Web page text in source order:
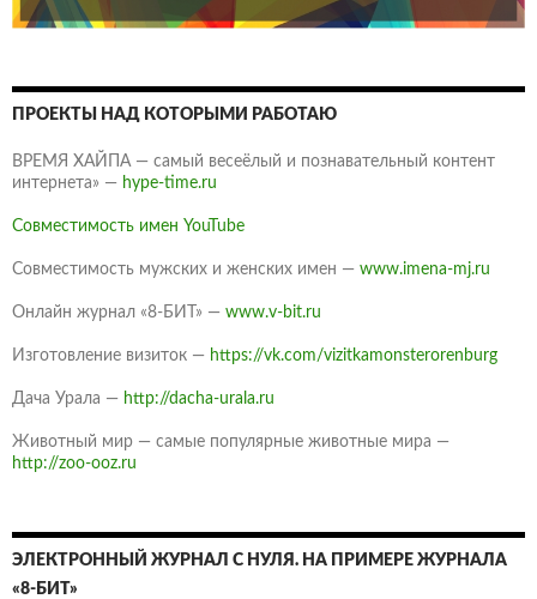
ПРОЕКТЫ НАД КОТОРЫМИ РАБОТАЮ
ВРЕМЯ ХАЙПА — самый весеёлый и познавательный контент
интернета» — hype-time.ru
Совместимость имен YouTube
Совместимость мужских и женских имен — www.imena-mj.ru
Онлайн журнал «8-БИТ» — www.v-bit.ru
Изготовление визиток — https://vk.com/vizitkamonsterorenburg
Дача Урала — http://dacha-urala.ru
Животный мир — самые популярные животные мира —
http://zoo-ooz.ru
ЭЛЕКТРОННЫЙ ЖУРНАЛ С НУЛЯ. НА ПРИМЕРЕ ЖУРНАЛА
«8-БИТ»